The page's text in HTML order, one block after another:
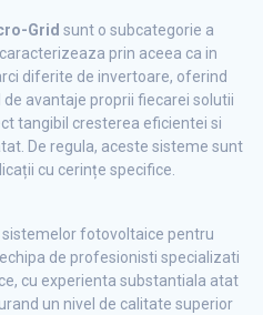
Grid sunt o subcategorie a
prin aceea ca in
diferite de invertoare, oferind
avantaje proprii fiecarei solutii
tangibil cresterea eficientei si
De regula, aceste sisteme sunt
cu cerințe specifice.
sistemelor fotovoltaice pentru
de profesionisti specializati
cu experienta substantiala atat
un nivel de calitate superior